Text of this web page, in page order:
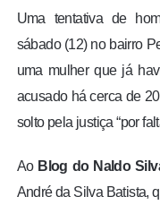
COLUNISTAS
Uma tentativa de
sábado (12) no bairro
uma mulher que já
acusado há cerca de
solto pela justiça “por
Ao Blog do Naldo
André da Silva Batista,